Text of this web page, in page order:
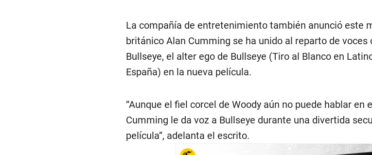
La compañía de entretenimiento también anunció este
británico Alan Cumming se ha unido al reparto de voces
Bullseye, el alter ego de Bullseye (Tiro al Blanco en
España) en la nueva película.
“Aunque el fiel corcel de Woody aún no puede hablar en
Cumming le da voz a Bullseye durante una divertida
película”, adelanta el escrito.